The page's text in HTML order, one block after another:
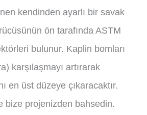
kendinden ayarlı bir savak
ön tarafında ASTM
bulunur. Kaplin bomları
karşılaşmayı artırarak
en üst düzeye çıkaracaktır.
bize projenizden bahsedin.